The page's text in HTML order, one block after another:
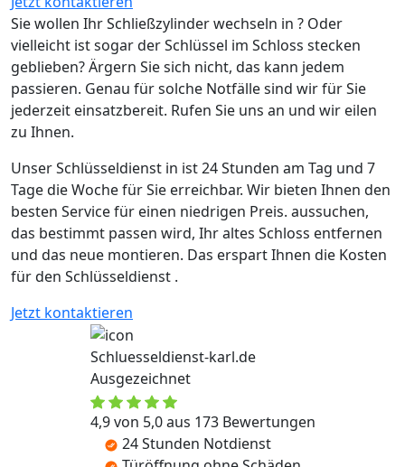
Sie wollen Ihr Schließzylinder wechseln in ? Oder
vielleicht ist sogar der Schlüssel im Schloss stecken
geblieben? Ärgern Sie sich nicht, das kann jedem
passieren. Genau für solche Notfälle sind wir für Sie
jederzeit einsatzbereit. Rufen Sie uns an und wir eilen
zu Ihnen.
Unser Schlüsseldienst in ist 24 Stunden am Tag und 7
Tage die Woche für Sie erreichbar. Wir bieten Ihnen den
besten Service für einen niedrigen Preis. aussuchen,
das bestimmt passen wird, Ihr altes Schloss entfernen
und das neue montieren. Das erspart Ihnen die Kosten
für den Schlüsseldienst .
Jetzt kontaktieren
Schluesseldienst-karl.de
Ausgezeichnet
4,9 von 5,0 aus 173 Bewertungen
24 Stunden Notdienst